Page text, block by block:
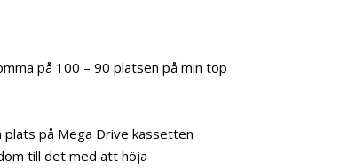
på 100 – 90 platsen på min top
på Mega Drive kassetten
till det med att höja